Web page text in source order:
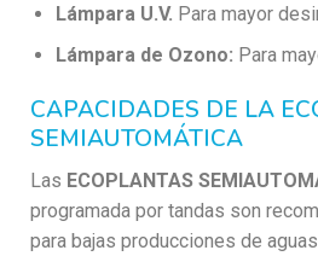
Lámpara U.V. Para mayor
Lámpara de Ozono: Para
CAPACIDADES DE LA
SEMIAUTOMÁTICA
Las ECOPLANTAS
programada por tandas son
para bajas producciones de